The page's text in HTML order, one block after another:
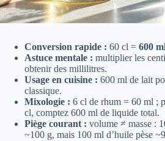
Conversion rapide : 60 cl = 600
Astuce mentale : multiplier les
obtenir des millilitres.
Usage en cuisine : 600 ml de lait
classique.
Mixologie : 6 cl de rhum = 60 ml ;
cl, comptez 600 ml de liquide total.
Piège courant : volume ≠ masse :
~100 g, mais 100 ml d’huile pèse